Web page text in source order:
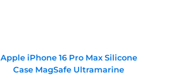
Apple iPhone 16 Pro Max Silicone
Case MagSafe Ultramarine